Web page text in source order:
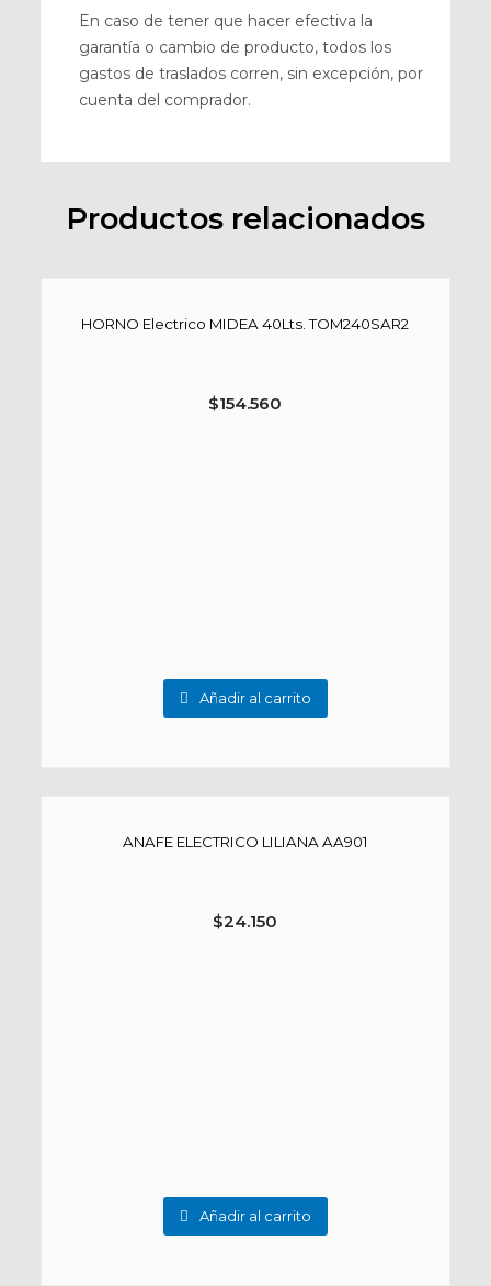
En caso de tener que hacer efectiva la
garantía o cambio de producto, todos los
gastos de traslados corren, sin excepción, por
cuenta del comprador.
Productos relacionados
HORNO Electrico MIDEA 40Lts. TOM240SAR2
$154.560
Añadir al carrito
ANAFE ELECTRICO LILIANA AA901
$24.150
Añadir al carrito